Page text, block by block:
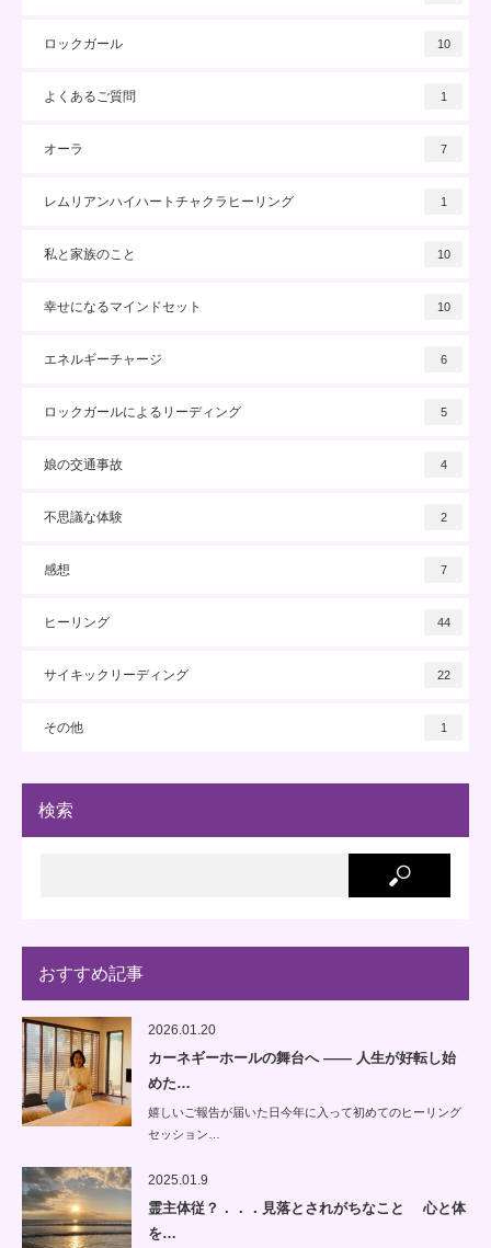
ロックガール 10
よくあるご質問 1
オーラ 7
レムリアンハイハートチャクラヒーリング 1
私と家族のこと 10
幸せになるマインドセット 10
エネルギーチャージ 6
ロックガールによるリーディング 5
娘の交通事故 4
不思議な体験 2
感想 7
ヒーリング 44
サイキックリーディング 22
その他 1
検索
おすすめ記事
2026.01.20
カーネギーホールの舞台へ —— 人生が好転し始
めた…
嬉しいご報告が届いた日今年に入って初めてのヒーリング
セッション…
2025.01.9
霊主体従？．．．見落とされがちなこと 心と体
を…